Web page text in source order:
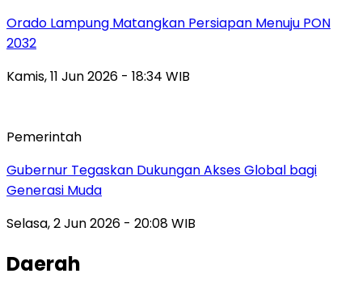
Orado Lampung Matangkan Persiapan Menuju PON
2032
Kamis, 11 Jun 2026 - 18:34 WIB
Pemerintah
Gubernur Tegaskan Dukungan Akses Global bagi
Generasi Muda
Selasa, 2 Jun 2026 - 20:08 WIB
Daerah